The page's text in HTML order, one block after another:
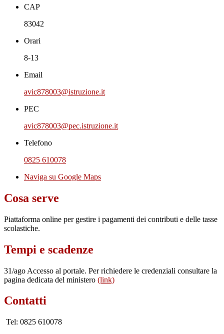
CAP
83042
Orari
8-13
Email
avic878003@istruzione.it
PEC
avic878003@pec.istruzione.it
Telefono
0825 610078
Naviga su Google Maps
Cosa serve
Piattaforma online per gestire i pagamenti dei contributi e delle tasse
scolastiche.
Tempi e scadenze
31/ago Accesso al portale. Per richiedere le credenziali consultare la
pagina dedicata del ministero (link)
Contatti
Tel: 0825 610078